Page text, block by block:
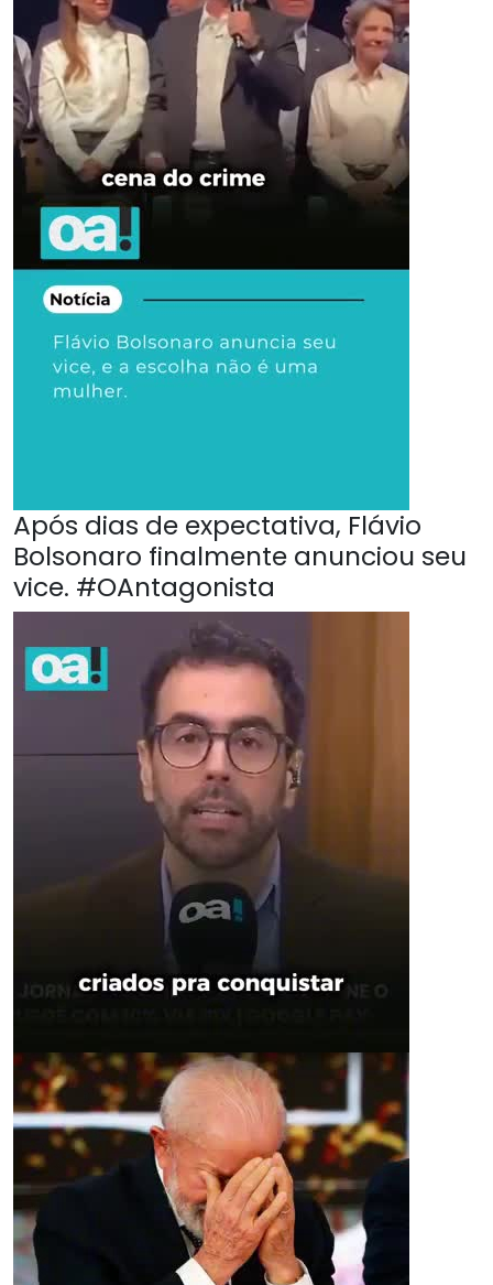
Após dias de expectativa, Flávio
Bolsonaro finalmente anunciou seu
vice. #OAntagonista